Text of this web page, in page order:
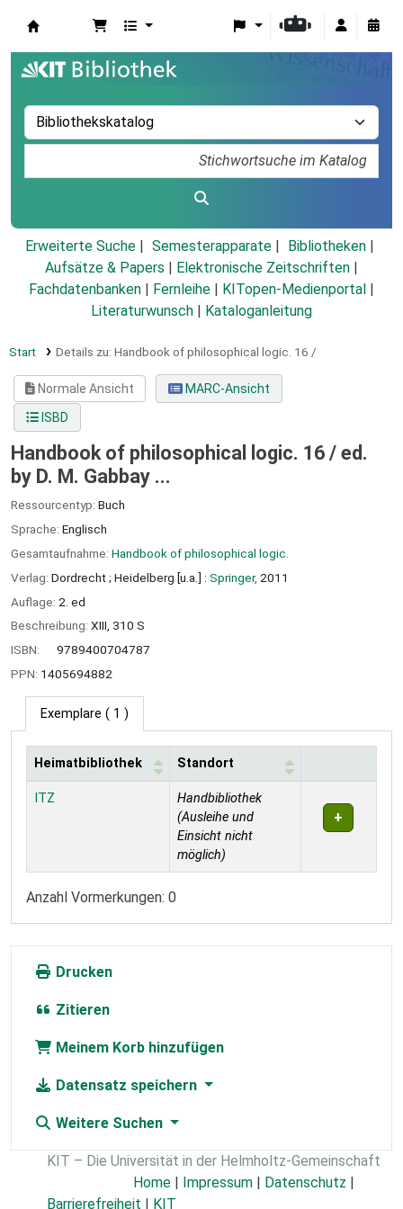
Erweiterte Suche Semesterapparate
Bibliotheken
Aufsätze & Papers
Elektronische Zeitschriften
Fachdatenbanken
Fernleihe KITopen-Medienportal
Literaturwunsch
Kataloganleitung
Start Details zu: Handbook of philosophical logic. 16 /
Normale Ansicht
MARC-Ansicht
ISBD
Handbook of philosophical logic. 16 / ed.
by D. M. Gabbay ...
Ressourcentyp: Buch
Sprache: Englisch
Gesamtaufnahme: Handbook of philosophical logic.
Verlag: Dordrecht ; Heidelberg [u.a.] : Springer, 2011
Auflage: 2. ed
Beschreibung: XIII, 310 S
ISBN:
9789400704787
PPN: 1405694882
Exemplare ( 1 )
Exemplare
Heimatbibliothek Standort
ITZ
Handbibliothek
(Ausleihe und
Einsicht nicht
möglich)
Anzahl Vormerkungen: 0
Drucken
Zitieren
Meinem Korb hinzufügen
Datensatz speichern
Weitere Suchen
KIT – Die Universität in der Helmholtz-Gemeinschaft
Home | Impressum | Datenschutz |
Barrierefreiheit | KIT